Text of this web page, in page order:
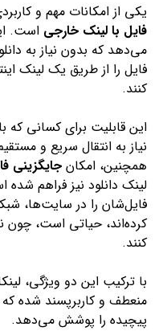
یکی از امکانات مهم و کاربردی نسخه ۶
فایل با لینک خارجی است.
می‌دهد که بدون نیاز به
فایل را از طریق یک لینک
کنند.
این قابلیت برای کسانی که
نیاز به انتقال سریع و
همچنین، امکان جایگزینی
لینک دانلود نیز فراهم
فایل‌شان را در سایت‌ها،
کرده‌اند، حیاتی است، چون
کنند.
با ترکیب این دو ویژگی،
منعطف و کاربرپسند شده که
پیچیده را پوشش می‌دهد.